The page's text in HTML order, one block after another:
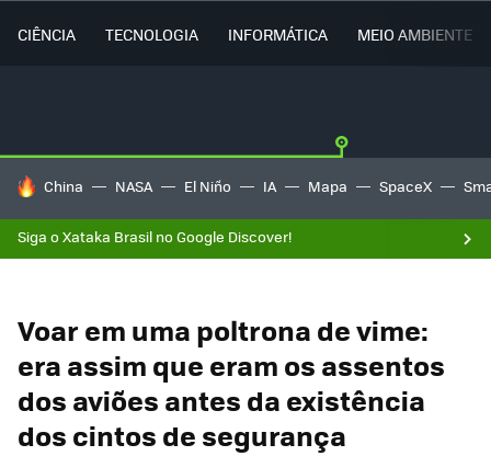
CIÊNCIA TECNOLOGIA INFORMÁTICA MEIO AMBIENTE
TENDÊNCIAS DO DIA
China NASA El Niño IA Mapa SpaceX
Siga o Xataka Brasil no Google Discover!
Voar em uma poltrona de vime:
era assim que eram os assentos
dos aviões antes da existência
dos cintos de segurança